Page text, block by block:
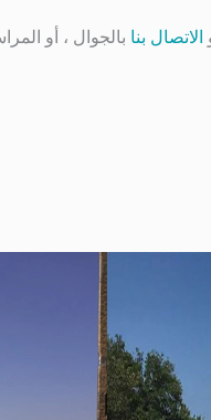
الاتصال بنا بالجوال ، أو